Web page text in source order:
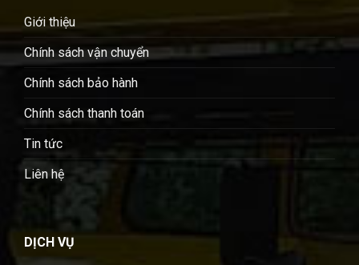
Giới thiệu
Chính sách vận chuyển
Chính sách bảo hành
Chính sách thanh toán
Tin tức
Liên hệ
DỊCH VỤ